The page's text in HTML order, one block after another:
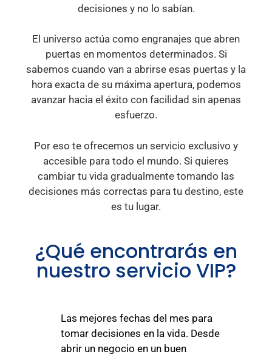
decisiones y no lo sabían.
El universo actúa como engranajes que abren
puertas en momentos determinados. Si
sabemos cuando van a abrirse esas puertas y la
hora exacta de su máxima apertura, podemos
avanzar hacia el éxito con facilidad sin apenas
esfuerzo.
Por eso te ofrecemos un servicio exclusivo y
accesible para todo el mundo. Si quieres
cambiar tu vida gradualmente tomando las
decisiones más correctas para tu destino, este
es tu lugar.
¿Qué encontrarás en
nuestro servicio VIP?
Las mejores fechas del mes para
tomar decisiones en la vida. Desde
abrir un negocio en un buen